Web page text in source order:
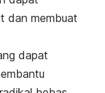
dan membuat
dapat